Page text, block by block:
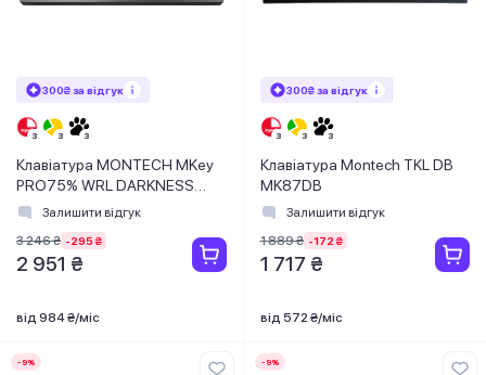
300₴ за відгук
Клавіатура MONTECH MKey
PRO75% WRL DARKNESS
(Yellow Switch)
Залишити відгук
3 246 ₴ -295 ₴
2 951 ₴
від 984 ₴/міс
300₴ за відгук
Клавіатура Montech TKL DB
MK87DB
Залишити відгук
1 889 ₴ -172 ₴
1 717 ₴
від 572 ₴/міс
-9% -9%